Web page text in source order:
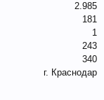
2.985
181
1
243
340
г. Краснодар